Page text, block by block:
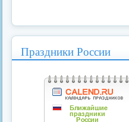
Праздники России